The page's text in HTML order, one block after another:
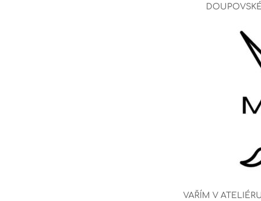
VAŘÍM V